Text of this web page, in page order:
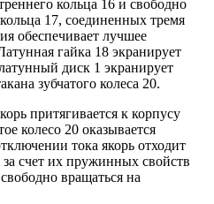
кольца 16 и свободно
17, соединенных тремя
обеспечивает лучшее
гайка 18 экранирует
диск 1 экранирует
зубчатого колеса 20.
притягивается к корпусу
колесо 20 оказывается
тока якорь отходит
счет их пружинных свойств
вращаться на